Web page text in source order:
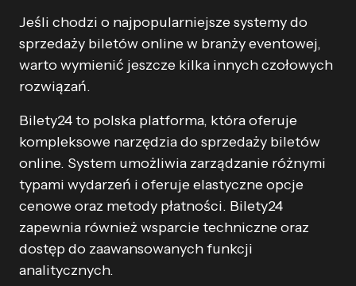
Jeśli chodzi o najpopularniejsze systemy do
sprzedaży biletów online w branży eventowej,
warto wymienić jeszcze kilka innych czołowych
rozwiązań.
Bilety24 to polska platforma, która oferuje
kompleksowe narzędzia do sprzedaży biletów
online. System umożliwia zarządzanie różnymi
typami wydarzeń i oferuje elastyczne opcje
cenowe oraz metody płatności. Bilety24
zapewnia również wsparcie techniczne oraz
dostęp do zaawansowanych funkcji
analitycznych.